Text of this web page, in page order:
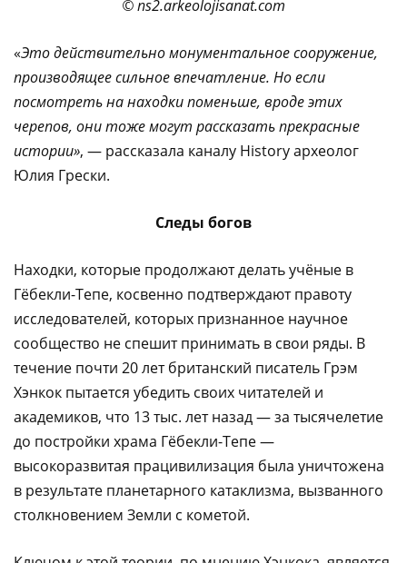
© ns2.arkeolojisanat.com
«Это действительно монументальное сооружение,
производящее сильное впечатление. Но если
посмотреть на находки поменьше, вроде этих
черепов, они тоже могут рассказать прекрасные
истории», — рассказала каналу History археолог
Юлия Грески.
Следы богов
Находки, которые продолжают делать учёные в
Гёбекли-Тепе, косвенно подтверждают правоту
исследователей, которых признанное научное
сообщество не спешит принимать в свои ряды. В
течение почти 20 лет британский писатель Грэм
Хэнкок пытается убедить своих читателей и
академиков, что 13 тыс. лет назад — за тысячелетие
до постройки храма Гёбекли-Тепе —
высокоразвитая працивилизация была уничтожена
в результате планетарного катаклизма, вызванного
столкновением Земли с кометой.